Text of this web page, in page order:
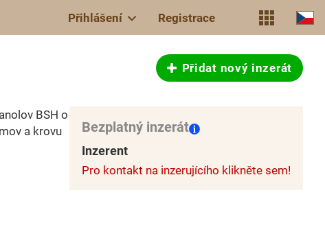
Přihlášení Registrace
Přidat nový inzerát
BSH o
a krovu
Bezplatný inzerát
Inzerent
Pro kontakt na inzerujícího klikněte sem!